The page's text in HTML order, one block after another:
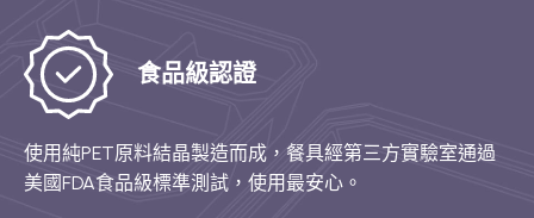
食品級認證
使用純PET原料結晶製造而成，餐具經第三方實驗室通過
美國FDA食品級標準測試，使用最安心。